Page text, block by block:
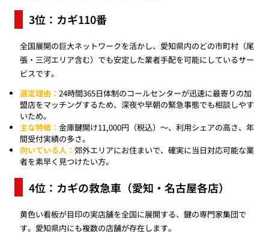
3位：カギ110番
全国展開の巨大ネットワークを活かし、愛知県内のどの市町村（尾
張・三河エリア含む）でも安定した業者手配を可能にしているサー
ビスです。
選定理由：24時間365日体制のコールセンターが迅速に最寄りの加
盟店をマッチングするため、深夜や早朝の緊急事態でも相談しやす
いため。
主な特徴：金庫鍵開け11,000円（税込）〜、利用シェアの高さ、年
間受付実績の多さ。
向いている人：郊外エリアにお住まいで、確実に当日対応可能な業
者を素早く見つけたい方。
4位：カギの救急車（愛知・名古屋各店）
黄色い看板が目印の実店舗を全国に展開する、鍵の専門家集団で
す。愛知県内にも複数の店舗が存在します。